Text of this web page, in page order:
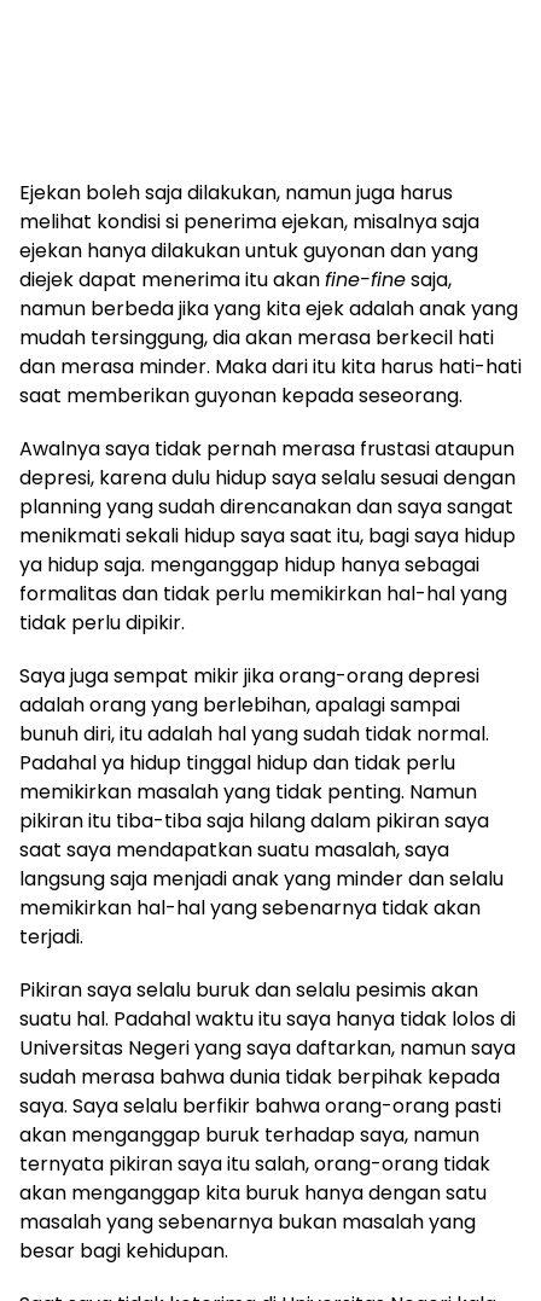
Ejekan boleh saja dilakukan, namun juga harus
melihat kondisi si penerima ejekan, misalnya saja
ejekan hanya dilakukan untuk guyonan dan yang
diejek dapat menerima itu akanfine-finesaja,
namun berbeda jika yang kita ejek adalah anak yang
mudah tersinggung, dia akan merasa berkecil hati
dan merasa minder. Maka dari itu kita harus hati-hati
saat memberikan guyonan kepada seseorang.
Awalnya saya tidak pernah merasa frustasi ataupun
depresi, karena dulu hidup saya selalu sesuai dengan
planning yang sudah direncanakan dan saya sangat
menikmati sekali hidup saya saat itu, bagi saya hidup
ya hidup saja. menganggap hidup hanya sebagai
formalitas dan tidak perlu memikirkan hal-hal yang
tidak perlu dipikir.
Saya juga sempat mikir jika orang-orang depresi
adalah orang yang berlebihan, apalagi sampai
bunuh diri, itu adalah hal yang sudah tidak normal.
Padahal ya hidup tinggal hidup dan tidak perlu
memikirkan masalah yang tidak penting. Namun
pikiran itu tiba-tiba saja hilang dalam pikiran saya
saat saya mendapatkan suatu masalah, saya
langsung saja menjadi anak yang minder dan selalu
memikirkan hal-hal yang sebenarnya tidak akan
terjadi.
Pikiran saya selalu buruk dan selalu pesimis akan
suatu hal. Padahal waktu itu saya hanya tidak lolos di
Universitas Negeri yang saya daftarkan, namun saya
sudah merasa bahwa dunia tidak berpihak kepada
saya. Saya selalu berfikir bahwa orang-orang pasti
akan menganggap buruk terhadap saya, namun
ternyata pikiran saya itu salah, orang-orang tidak
akan menganggap kita buruk hanya dengan satu
masalah yang sebenarnya bukan masalah yang
besar bagi kehidupan.